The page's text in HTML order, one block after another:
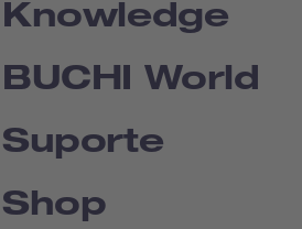
Knowledge
BUCHI World
Suporte
Shop